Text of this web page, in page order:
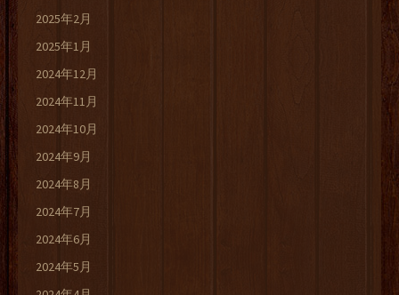
2025年2月
2025年1月
2024年12月
2024年11月
2024年10月
2024年9月
2024年8月
2024年7月
2024年6月
2024年5月